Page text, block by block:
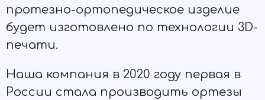
протезно-ортопедическое изделие
будет изготовлено по технологии 3D-
печати.
Наша компания в 2020 году первая в
России стала производить ортезы